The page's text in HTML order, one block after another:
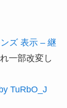
ズ 表示 – 継
一部改変し
TuRbO_J